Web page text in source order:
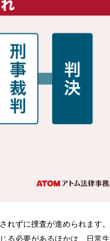
れずに捜査が進められます。
る必要があるほかは、日常